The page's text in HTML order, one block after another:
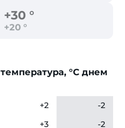
+30 °
+20 °
°C днем
+2
-2
+3 -2